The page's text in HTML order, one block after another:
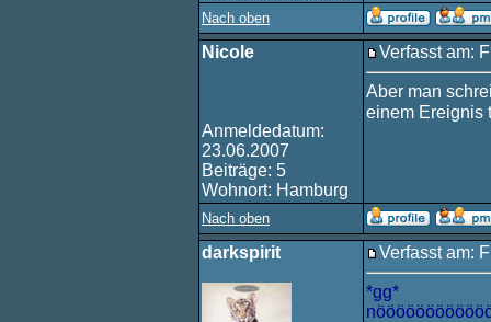
Nach oben
Nicole
Anmeldedatum:
23.06.2007
Beiträge: 5
Wohnort: Hamburg
Verfasst am:
Aber man
einem Ereignis
Nach oben
darkspirit Verfasst am:
*gg*